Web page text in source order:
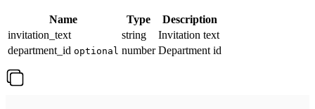
Name Type
Description
invitation_text
string
Invitation text
department_id optional number Department id